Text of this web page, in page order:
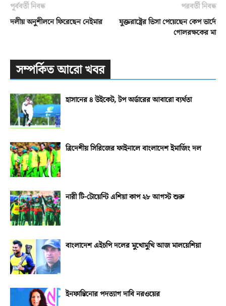
পূর্ববর্তী নিবন্ধ
দলীয় অনুশীলনে ফিরেছেন নেইমার
পরবর্তী নিবন্ধ
যুক্তরাষ্ট্রের ভিসা পেয়েছেন কেপ ভার্দে
গোলরক্ষকের মা
সম্পর্কিত আরো খবর
হাসানের ৪ উইকেট, টপ অর্ডারের আবারো ব্যর্থতা
ত্রিদেশীয় সিরিজের ফাইনালে বাংলাদেশ ইমার্জিং দল
নারী টি-টোয়েন্টি এশিয়া কাপ ২৮ আগস্ট শুরু
বাংলাদেশ এইচপি দলের মুখোমুখি আজ মালয়েশিয়া
ইনফান্তিনোর পদত্যাগ দাবি নরওয়ের